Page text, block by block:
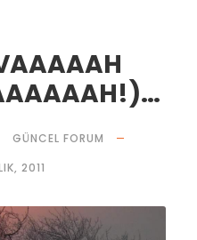
GÜNCEL FORUM
2011